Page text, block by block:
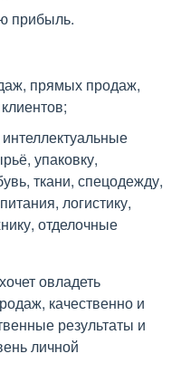
прибыль.
прямых продаж,
упаковку,
ткани, спецодежду,
логистику,
отделочные
овладеть
качественно и
результаты и
личной